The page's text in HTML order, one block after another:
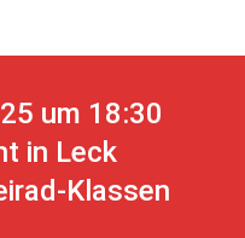
um 18:30
in Leck
Klassen